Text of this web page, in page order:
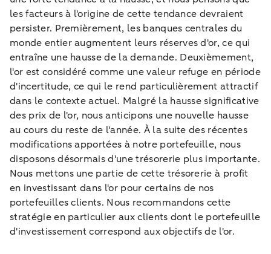
les facteurs à l'origine de cette tendance devraient
persister. Premièrement, les banques centrales du
monde entier augmentent leurs réserves d'or, ce qui
entraîne une hausse de la demande. Deuxièmement,
l'or est considéré comme une valeur refuge en période
d'incertitude, ce qui le rend particulièrement attractif
dans le contexte actuel. Malgré la hausse significative
des prix de l'or, nous anticipons une nouvelle hausse
au cours du reste de l'année. À la suite des récentes
modifications apportées à notre portefeuille, nous
disposons désormais d'une trésorerie plus importante.
Nous mettons une partie de cette trésorerie à profit
en investissant dans l'or pour certains de nos
portefeuilles clients. Nous recommandons cette
stratégie en particulier aux clients dont le portefeuille
d'investissement correspond aux objectifs de l'or.